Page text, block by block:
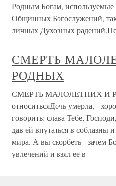
Родным Богам, используемые
Общинных Богослужений,
личных Духовных
СМЕРТЬ
РОДНЫХ
СМЕРТЬ МАЛОЛЕТНИХ И
относитьсяДочь умерла, -
говорить: слава Тебе,
дав ей впутаться в соблазны
мира. А вы скорбеть - зачем
увлечений и взял ее в